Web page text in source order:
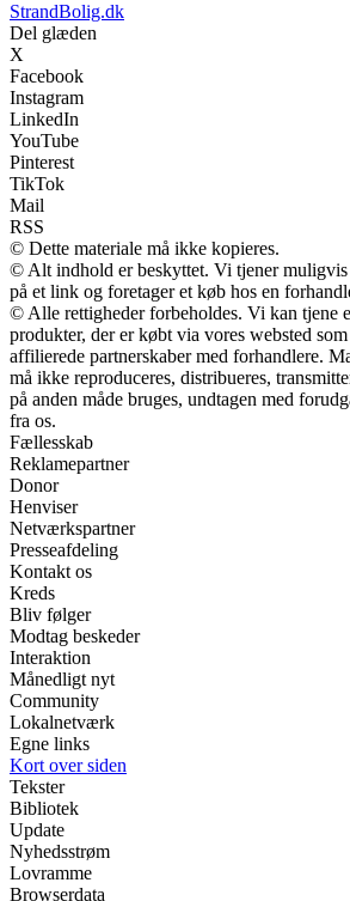
StrandBolig.dk
Del glæden
X
Facebook
Instagram
LinkedIn
YouTube
Pinterest
TikTok
Mail
RSS
© Dette materiale må ikke kopieres.
© Alt indhold er beskyttet. Vi tjener
på et link og foretager et køb hos en
© Alle rettigheder forbeholdes. Vi kan tjene
produkter, der er købt via vores websted
affilierede partnerskaber med forhandlere.
må ikke reproduceres, distribueres,
på anden måde bruges, undtagen med
fra os.
Fællesskab
Reklamepartner
Donor
Henviser
Netværkspartner
Presseafdeling
Kontakt os
Kreds
Bliv følger
Modtag beskeder
Interaktion
Månedligt nyt
Community
Lokalnetværk
Egne links
Kort over siden
Tekster
Bibliotek
Update
Nyhedsstrøm
Lovramme
Browserdata